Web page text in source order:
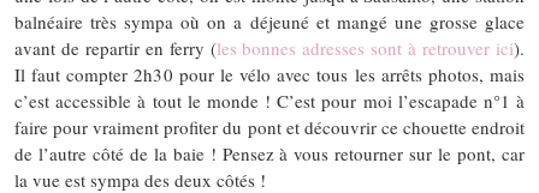
balnéaire très sympa où on a déjeuné et mangé une grosse glace
avant de repartir en ferry (les bonnes adresses sont à retrouver ici).
Il faut compter 2h30 pour le vélo avec tous les arrêts photos, mais
c’est accessible à tout le monde ! C’est pour moi l’escapade n°1 à
faire pour vraiment profiter du pont et découvrir ce chouette endroit
de l’autre côté de la baie ! Pensez à vous retourner sur le pont, car
la vue est sympa des deux côtés !